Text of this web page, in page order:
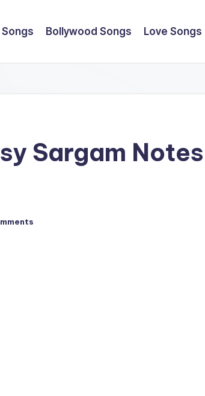
Songs Bollywood Songs Love Songs
Sargam Notes |